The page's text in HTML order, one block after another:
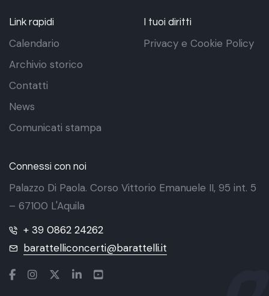
Link rapidi
Calendario
Archivio storico
Contatti
News
Comunicati stampa
I tuoi diritti
Privacy e Cookie Policy
Connessi con noi
Palazzo Di Paola. Corso Vittorio Emanuele II, 95 int. 5
– 67100 L'Aquila
+ 39 0862 24262
barattelliconcerti@barattelli.it